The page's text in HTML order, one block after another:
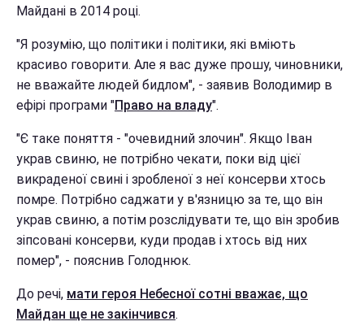
Майдані в 2014 році.
"Я розумію, що політики і політики, які вміють
красиво говорити. Але я вас дуже прошу, чиновники,
не вважайте людей бидлом", - заявив Володимир в
ефірі програми "Право на владу".
"Є таке поняття - "очевидний злочин". Якщо Іван
украв свиню, не потрібно чекати, поки від цієї
викраденої свині і зробленої з неї консерви хтось
помре. Потрібно саджати у в'язницю за те, що він
украв свиню, а потім розслідувати те, що він зробив
зіпсовані консерви, куди продав і хтось від них
помер", - пояснив Голоднюк.
До речі, мати героя Небесної сотні вважає, що
Майдан ще не закінчився.